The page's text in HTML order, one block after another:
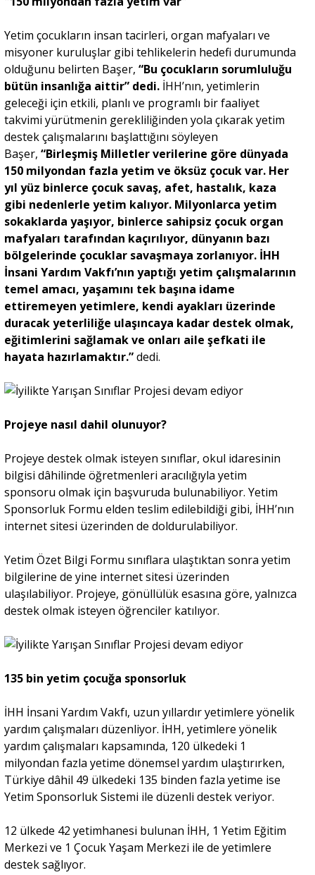
Yetim çocukların insan tacirleri, organ mafyaları ve
misyoner kuruluşlar gibi tehlikelerin hedefi durumunda
olduğunu belirten Başer,“Bu çocukların sorumluluğu
bütün insanlığa aittir” dedi. İHH’nın, yetimlerin
geleceği için etkili, planlı ve programlı bir faaliyet
takvimi yürütmenin gerekliliğinden yola çıkarak yetim
destek çalışmalarını başlattığını söyleyen
Başer, “Birleşmiş Milletler verilerine göre dünyada
150 milyondan fazla yetim ve öksüz çocuk var. Her
yıl yüz binlerce çocuk savaş, afet, hastalık, kaza
gibi nedenlerle yetim kalıyor. Milyonlarca yetim
sokaklarda yaşıyor, binlerce sahipsiz çocuk organ
mafyaları tarafından kaçırılıyor, dünyanın bazı
bölgelerinde çocuklar savaşmaya zorlanıyor. İHH
İnsani Yardım Vakfı’nın yaptığı yetim çalışmalarının
temel amacı, yaşamını tek başına idame
ettiremeyen yetimlere, kendi ayakları üzerinde
duracak yeterliliğe ulaşıncaya kadar destek olmak,
eğitimlerini sağlamak ve onları aile şefkati ile
hayata hazırlamaktır.”dedi.
Projeye nasıl dahil olunuyor?
Projeye destek olmak isteyen sınıflar, okul idaresinin
bilgisi dâhilinde öğretmenleri aracılığıyla yetim
sponsoru olmak için başvuruda bulunabiliyor. Yetim
Sponsorluk Formu elden teslim edilebildiği gibi, İHH’nın
internet sitesi üzerinden de doldurulabiliyor.
Yetim Özet Bilgi Formu sınıflara ulaştıktan sonra yetim
bilgilerine de yine internet sitesi üzerinden
ulaşılabiliyor. Projeye, gönüllülük esasına göre, yalnızca
destek olmak isteyen öğrenciler katılıyor.
135 bin yetim çocuğa sponsorluk
İHH İnsani Yardım Vakfı, uzun yıllardır yetimlere yönelik
yardım çalışmaları düzenliyor. İHH, yetimlere yönelik
yardım çalışmaları kapsamında, 120 ülkedeki 1
milyondan fazla yetime dönemsel yardım ulaştırırken,
Türkiye dâhil 49 ülkedeki 135 binden fazla yetime ise
Yetim Sponsorluk Sistemi ile düzenli destek veriyor.
12 ülkede 42 yetimhanesi bulunan İHH, 1 Yetim Eğitim
Merkezi ve 1 Çocuk Yaşam Merkezi ile de yetimlere
destek sağlıyor.